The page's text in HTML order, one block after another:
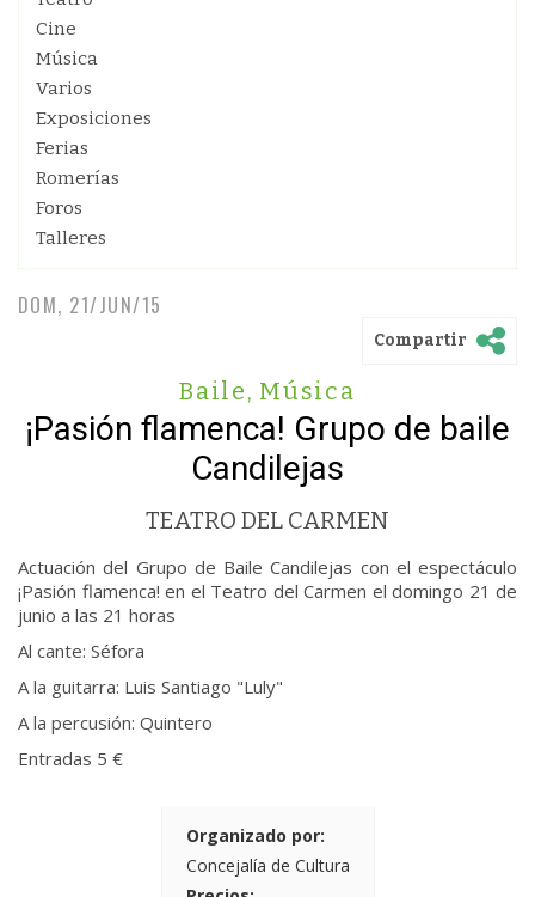
Cine
Música
Varios
Exposiciones
Ferias
Romerías
Foros
Talleres
DOM, 21/JUN/15
Compartir
Baile, Música
¡Pasión flamenca! Grupo de baile
Candilejas
TEATRO DEL CARMEN
Actuación del Grupo de Baile Candilejas con el espectáculo
¡Pasión flamenca! en el Teatro del Carmen el domingo 21 de
junio a las 21 horas
Al cante: Séfora
A la guitarra: Luis Santiago "Luly"
A la percusión: Quintero
Entradas 5 €
Organizado por:
Concejalía de Cultura